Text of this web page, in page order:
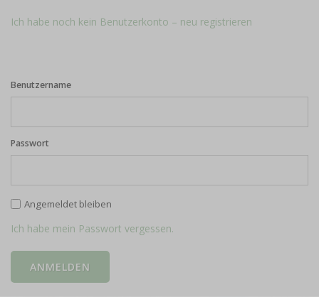
Ich habe noch kein Benutzerkonto – neu registrieren
Benutzername
Passwort
Angemeldet bleiben
Ich habe mein Passwort vergessen.